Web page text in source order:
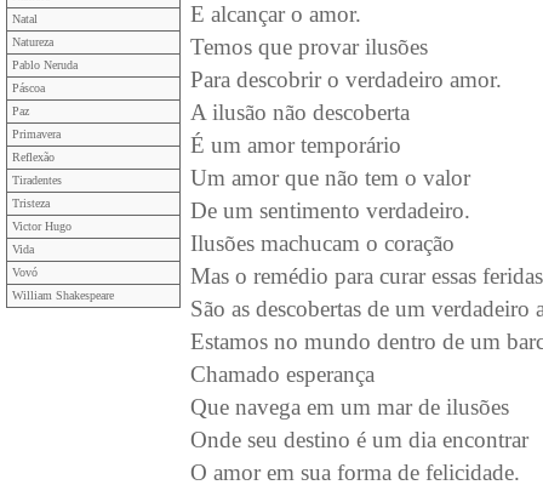
Natal
Natureza
Pablo Neruda
Páscoa
Paz
Primavera
Reflexão
Tiradentes
Tristeza
Victor Hugo
Vida
Vovó
William Shakespeare
E alcançar o amor.
Temos que provar ilusões
Para descobrir o verdadeiro amor.
A ilusão não descoberta
É um amor temporário
Um amor que não tem o valor
De um sentimento verdadeiro.
Ilusões machucam o coração
Mas o remédio para curar essas
São as descobertas de um verdadeiro
Estamos no mundo dentro de um
Chamado esperança
Que navega em um mar de ilusões
Onde seu destino é um dia encontrar
O amor em sua forma de felicidade.